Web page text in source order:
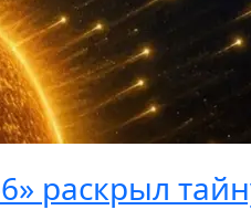
раскрыл